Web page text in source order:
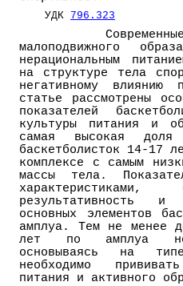
УДК 796.323
Современные
малоподвижного
нерациональным
на структуре тела
негативному
статье рассмотрены
показателей
культуры питания и
самая высокая
баскетболисток 14-17
комплексе с самым
массы тела.
результативность и
основных элементов
амплуа. Тем не менее
лет по амплуа
основываясь на
необходимо
питания и активного